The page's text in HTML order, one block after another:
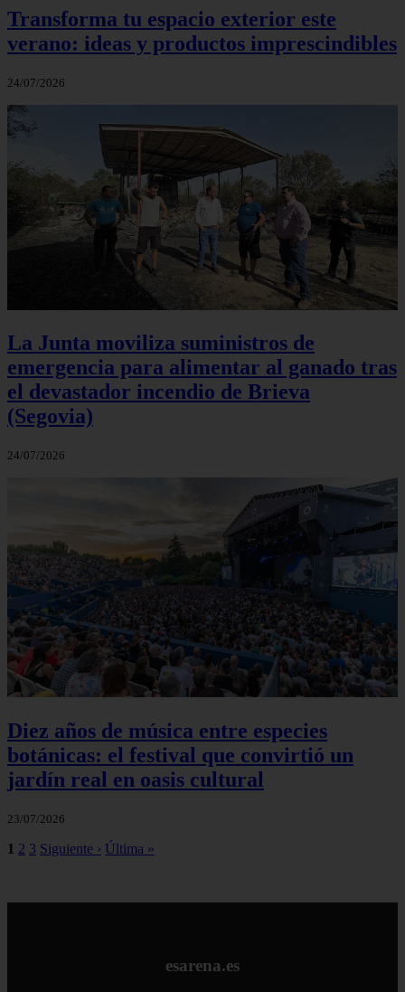
Transforma tu espacio exterior este
verano: ideas y productos imprescindibles
24/07/2026
La Junta moviliza suministros de
emergencia para alimentar al ganado tras
el devastador incendio de Brieva
(Segovia)
24/07/2026
Diez años de música entre especies
botánicas: el festival que convirtió un
jardín real en oasis cultural
23/07/2026
1 2 3 Siguiente › Última »
esarena.es